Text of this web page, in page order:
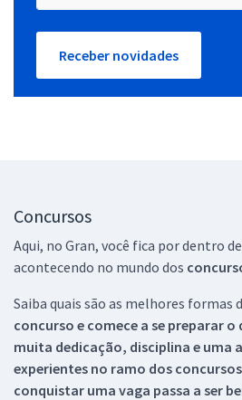
Receber novidades
Concursos
Aqui, no Gran, você fica por dentro
acontecendo no mundo dos
Saiba quais são as melhores formas
concurso e comece a se preparar
muita dedicação, disciplina e uma
experientes no ramo dos
conquistar uma vaga passa a ser